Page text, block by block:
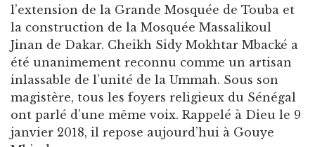
l’extension de la Grande Mosquée de Touba et
la construction de la Mosquée Massalikoul
Jinan de Dakar. Cheikh Sidy Mokhtar Mbacké a
été unanimement reconnu comme un artisan
inlassable de l’unité de la Ummah. Sous son
magistère, tous les foyers religieux du Sénégal
ont parlé d’une même voix. Rappelé à Dieu le 9
janvier 2018, il repose aujourd’hui à Gouye